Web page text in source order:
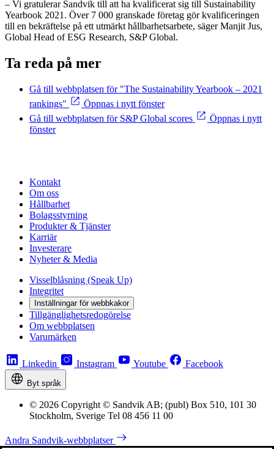
– Vi gratulerar Sandvik till att ha kvalificerat sig till Sustainability
Yearbook 2021. Över 7 000 granskade företag gör kvalificeringen
till en bekräftelse på ett utmärkt hållbarhetsarbete, säger Manjit Jus,
Global Head of ESG Research, S&P Global.
Ta reda på mer
Gå till webbplatsen för "The Sustainability Yearbook – 2021
rankings"
Öppnas i nytt fönster
Gå till webbplatsen för S&P Global scores
Öppnas i nytt
fönster
Kontakt
Om oss
Hållbarhet
Bolagsstyrning
Produkter & Tjänster
Karriär
Investerare
Nyheter & Media
Visselblåsning (Speak Up)
Integritet
Inställningar för webbkakor
Tillgänglighetsredogörelse
Om webbplatsen
Varumärken
Linkedin Instagram Youtube Facebook
Byt språk
© 2026 Copyright © Sandvik AB; (publ) Box 510, 101 30
Stockholm, Sverige Tel 08 456 11 00
Andra Sandvik-webbplatser